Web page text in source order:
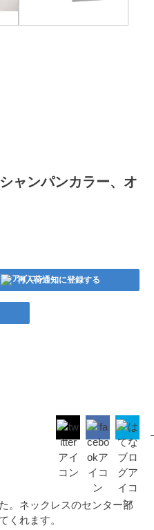
ャンパンカラー、オ
再入荷通知に登録する
。ネックレスのセンター部
くれます。